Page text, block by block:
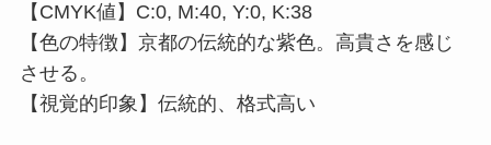
【CMYK値】C:0, M:40, Y:0, K:38
【色の特徴】京都の伝統的な紫色。高貴さを感じ
させる。
【視覚的印象】伝統的、格式高い